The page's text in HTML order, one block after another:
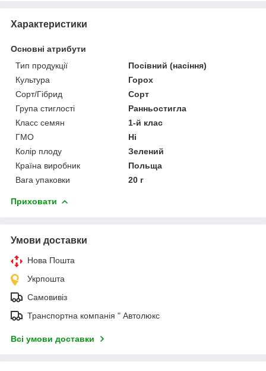
Характеристики
Основні атрибути
Тип продукції
Посівний (насіння)
Культура
Горох
Сорт/Гібрид
Сорт
Група стиглості
Ранньостигла
Класс семян
1-й клас
ГМО
Ні
Колір плоду
Зелений
Країна виробник
Польща
Вага упаковки
20 г
Приховати
Умови доставки
Нова Пошта
Укрпошта
Самовивіз
Транспортна компанія " Автолюкс
Всі умови доставки